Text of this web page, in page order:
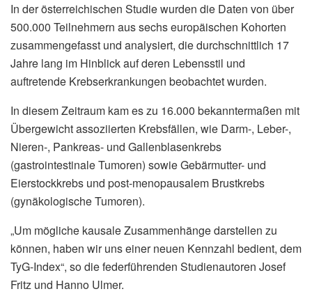
In der österreichischen Studie wurden die Daten von über
500.000 Teilnehmern aus sechs europäischen Kohorten
zusammengefasst und analysiert, die durchschnittlich 17
Jahre lang im Hinblick auf deren Lebensstil und
auftretende Krebserkrankungen beobachtet wurden.
In diesem Zeitraum kam es zu 16.000 bekanntermaßen mit
Übergewicht assoziierten Krebsfällen, wie Darm-, Leber-,
Nieren-, Pankreas- und Gallenblasenkrebs
(gastrointestinale Tumoren) sowie Gebärmutter- und
Eierstockkrebs und post-menopausalem Brustkrebs
(gynäkologische Tumoren).
„Um mögliche kausale Zusammenhänge darstellen zu
können, haben wir uns einer neuen Kennzahl bedient, dem
TyG-Index“, so die federführenden Studienautoren Josef
Fritz und Hanno Ulmer.